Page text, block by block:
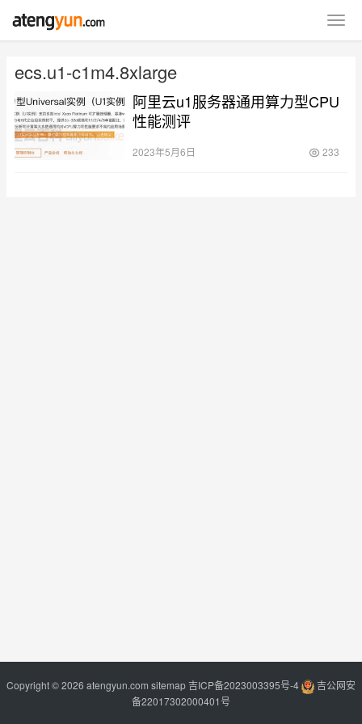
ecs.u1-c1m4.8xlarge
阿里云u1服务器通用算力型CPU
性能测评
2023年5月6日 233
Copyright © 2026 atengyun.com sitemap吉ICP备2023003395号-4
吉公网安
备22017302000401号